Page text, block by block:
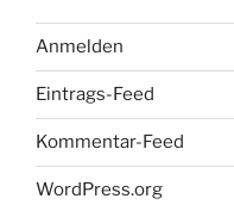
Anmelden
Eintrags-Feed
Kommentar-Feed
WordPress.org